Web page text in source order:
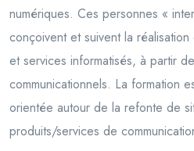
numériques. Ces personnes «
conçoivent et suivent la
et services informatisés, à partir
communicationnels. La formation
orientée autour de la refonte de
produits/services de